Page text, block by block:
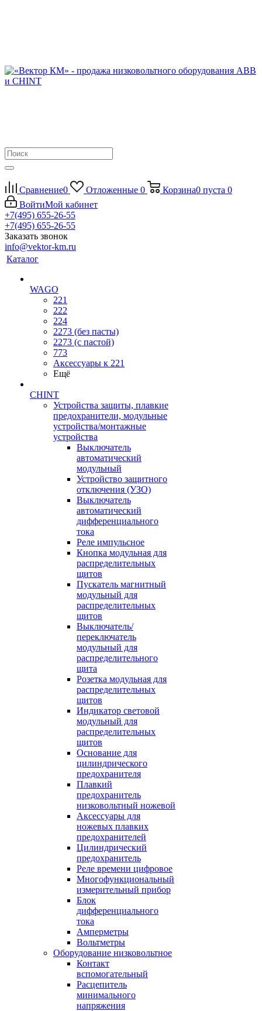
Сравнение0 Отложенные 0 Корзина0 пуста 0
ВойтиМой кабинет
+7(495) 655-26-55
+7(495) 655-26-55
Заказать звонок
info@vektor-km.ru
Каталог
WAGO
221
222
224
2273 (без пасты)
2273 (с пастой)
773
Аксессуары к 221
Ещё
CHINT
Устройства защиты, плавкие
предохранители, модульные
устройства/монтажные
устройства
Выключатель
автоматический
модульный
Устройство защитного
отключения (УЗО)
Выключатель
автоматический
дифференциального
тока
Реле импульсное
Кнопка модульная для
распределительных
щитов
Пускатель магнитный
модульный для
распределительных
щитов
Выключатель/
переключатель
модульный для
распределительного
щита
Розетка модульная для
распределительных
щитов
Индикатор световой
модульный для
распределительных
щитов
Основание для
цилиндрического
предохранителя
Плавкий
предохранитель
низковольтный ножевой
Аксессуары для
ножевых плавких
предохранителей
Цилиндрический
предохранитель
Реле времени цифровое
Многофункциональный
измерительный прибор
Блок
дифференциального
тока
Амперметры
Вольтметры
Оборудование низковольтное
Контакт
вспомогательный
Расцепитель
минимального
напряжения